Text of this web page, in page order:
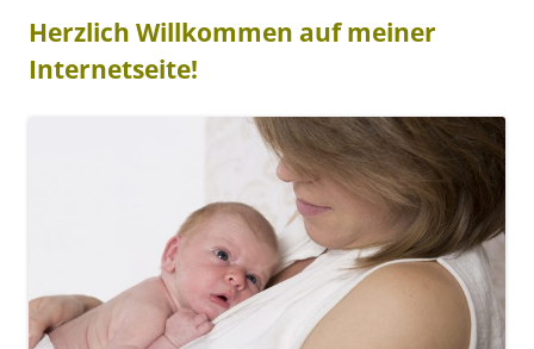
Herzlich Willkommen auf meiner
Internetseite!